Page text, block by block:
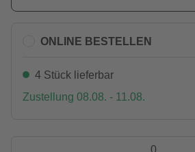
ONLINE BESTELLEN
4 Stück lieferbar
Zustellung 08.08. - 11.08.